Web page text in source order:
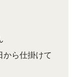
から仕掛けて